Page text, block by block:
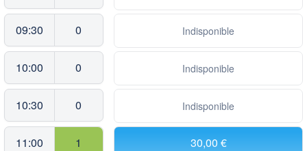
09:30 0 Indisponible
10:00 0 Indisponible
10:30 0 Indisponible
11:00 1 30,00 €